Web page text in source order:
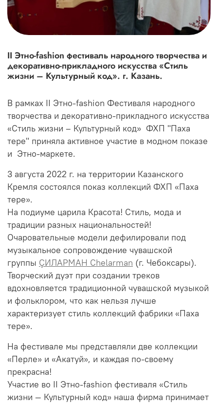
II Этно-fashion фестиваль народного творчества и
декоративно-прикладного искусства «Стиль
жизни – Культурный код». г. Казань.
В рамках II Этно-fashion Фестиваля народного
творчества и декоративно-прикладного искусства
«Стиль жизни – Культурный код» ФХП "Паха
тере" приняла активное участие в модном показе
и Этно-маркете.
3 августа 2022 г. на территории Казанского
Кремля состоялся показ коллекций ФХП «Паха
тере».
На подиуме царила Красота! Стиль, мода и
традиции разных национальностей!
Очаровательные модели дефилировали под
музыкальное сопровождение чувашской
группы ÇИЛАРМАН Chelarman (г. Чебоксары).
Творческий дуэт при создании треков
вдохновляется традиционной чувашской музыкой
и фольклором, что как нельзя лучше
характеризует стиль коллекций фабрики «Паха
тере».
На фестивале мы представляли две коллекции
«Перле» и «Акатуй», и каждая по-своему
прекрасна!
Участие во II Этно-fashion фестиваля «Стиль
жизни — Культурный код» наша фирма принимает